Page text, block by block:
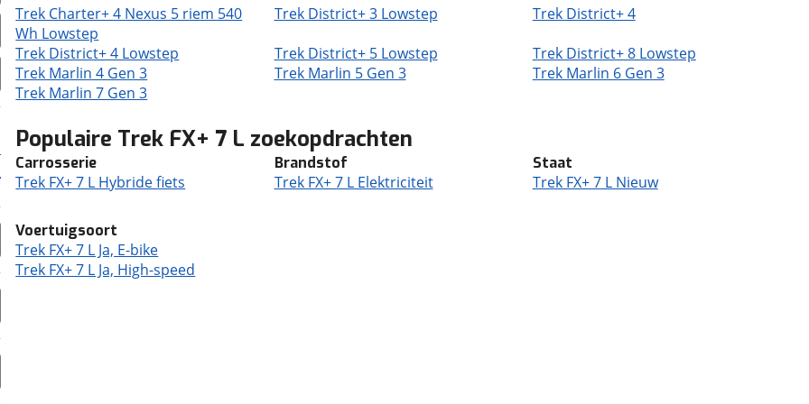
Trek Charter+ 4 Nexus 5 riem 540
Wh Lowstep
Trek District+ 3 Lowstep
Trek District+ 4
Trek District+ 4 Lowstep
Trek District+ 5 Lowstep
Trek District+ 8 Lowstep
Trek Marlin 4 Gen 3
Trek Marlin 5 Gen 3
Trek Marlin 6 Gen 3
Trek Marlin 7 Gen 3
Populaire Trek FX+ 7 L zoekopdrachten
Carrosserie
Trek FX+ 7 L Hybride fiets
Brandstof
Trek FX+ 7 L Elektriciteit
Staat
Trek FX+ 7 L Nieuw
Voertuigsoort
Trek FX+ 7 L Ja, E-bike
Trek FX+ 7 L Ja, High-speed